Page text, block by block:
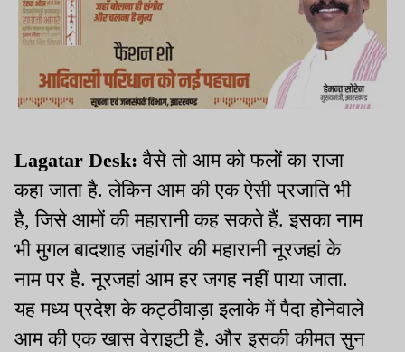
Lagatar Desk: वैसे तो आम को फलों का राजा
कहा जाता है. लेकिन आम की एक ऐसी प्रजाति भी
है, जिसे आमों की महारानी कह सकते हैं. इसका नाम
भी मुगल बादशाह जहांगीर की महारानी नूरजहां के
नाम पर है. नूरजहां आम हर जगह नहीं पाया जाता.
यह मध्य प्रदेश के कट्ठीवाड़ा इलाके में पैदा होनेवाले
आम की एक खास वेराइटी है. और इसकी कीमत सुन